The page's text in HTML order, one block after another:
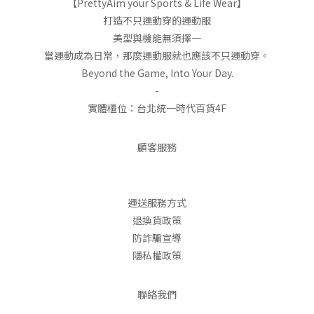
【PrettyAim your Sports & Life Wear】
打造不只運動穿的運動服
美型與機能無須擇一
當運動成為日常，那麼運動服就也應該不只運動穿。
Beyond the Game, Into Your Day.
-
實體櫃位：台北統一時代百貨4F
顧客服務
運送服務方式
退換貨政策
防詐騙宣導
隱私權政策
聯絡我們